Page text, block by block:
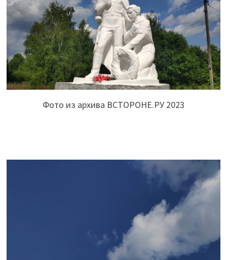
Фото из архива ВСТОРОНЕ.РУ 2023